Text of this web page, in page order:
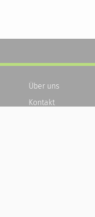
Über uns
Kontakt